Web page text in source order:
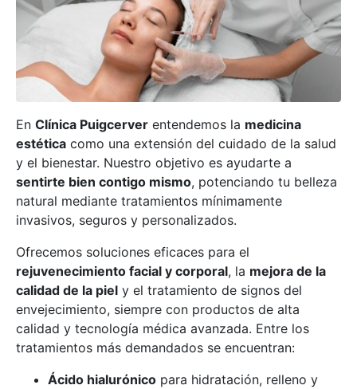
En Clínica Puigcerver entendemos la medicina
estética como una extensión del cuidado de la salud
y el bienestar. Nuestro objetivo es ayudarte a
sentirte bien contigo mismo, potenciando tu belleza
natural mediante tratamientos mínimamente
invasivos, seguros y personalizados.
Ofrecemos soluciones eficaces para el
rejuvenecimiento facial y corporal, la mejora de la
calidad de la piel y el tratamiento de signos del
envejecimiento, siempre con productos de alta
calidad y tecnología médica avanzada. Entre los
tratamientos más demandados se encuentran:
Ácido hialurónico para hidratación, relleno y